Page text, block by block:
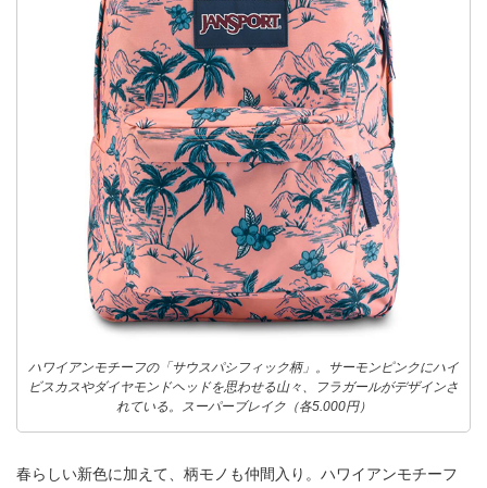
ハワイアンモチーフの「サウスパシフィック柄」。サーモンピンクにハイ
ビスカスやダイヤモンドヘッドを思わせる山々、フラガールがデザインさ
れている。スーパーブレイク（各5.000円）
春らしい新色に加えて、柄モノも仲間入り。ハワイアンモチーフ